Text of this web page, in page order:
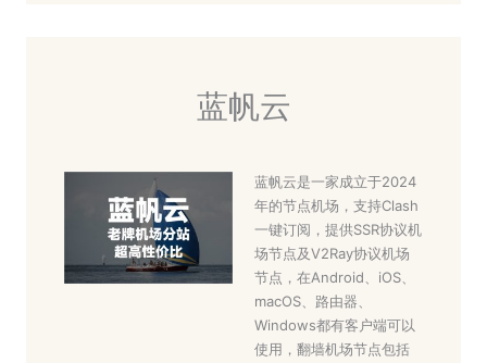
蓝帆云
蓝帆云是一家成立于2024
年的节点机场，支持Clash
一键订阅，提供SSR协议机
场节点及V2Ray协议机场
节点，在Android、iOS、
macOS、路由器、
Windows都有客户端可以
使用，翻墙机场节点包括